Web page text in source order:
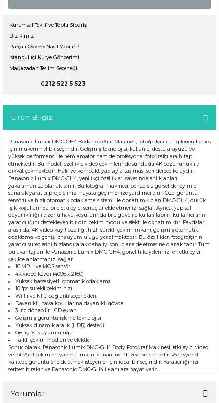
Kurumsal Teklif ve Toplu Sipariş
Biz Kimiz
Parçalı Ödeme Nasıl Yapılır ?
İstanbul İçi Kurye Gönderimi
Mağazadan Teslim Seçeneği
0212 522 5 523
Ürün Bilgisi
Panasonic Lumix DMC-GH4 Body Fotoğraf Makinesi, fotoğrafçılıkla ilgilenen herkes
için mükemmel bir seçimdir. Gelişmiş teknolojisi, kullanıcı dostu arayüzü ve
yüksek performansı ile hem amatör hem de profesyonel fotoğrafçılara hitap
etmektedir. Bu model, özellikle video çekimlerinde sunduğu 4K çözünürlük ile
dikkat çekmektedir. Hafif ve kompakt yapısıyla taşıması son derece kolaydır.
Panasonic Lumix DMC-GH4, yenilikçi özellikleri sayesinde anlık anları
yakalamanıza olanak tanır. Bu fotoğraf makinesi, benzersiz görsel deneyimler
sunarak yaratıcı projelerinizi hayata geçirmenize yardımcı olur. Özel görüntü
sensörü ve hızlı otomatik odaklama sistemi ile donatılmış olan DMC-GH4, düşük
ışık koşullarında bile etkileyici sonuçlar elde etmenizi sağlar. Ayrıca, yapısal
dayanıklılığı ile zorlu hava koşullarında bile güvenle kullanılabilir. Kullanıcıların
yaratıcılığını destekleyen bir dizi çekim modu ve efekt ile donatılmıştır. Faydaları
arasında; 4K video kayıt özelliği, hızlı sürekli çekim imkanı, gelişmiş otomatik
odaklama ve geniş lens uyumluluğu yer almaktadır. Bu özellikler, fotoğrafçının
yaratıcı süreçlerini hızlandırarak daha iyi sonuçlar elde etmesine olanak tanır. Tüm
bu avantajları ile Panasonic Lumix DMC-GH4, görsel hikayelerinizi en etkileyici
şekilde anlatmanızı sağlar.
16 MP Live MOS sensör
4K video kaydı (4096 x 2160)
Yüksek hassasiyetli otomatik odaklama
10 fps sürekli çekim hızı
Wi-Fi ve NFC bağlantı seçenekleri
Dayanıklı, hava koşullarına dayanıklı gövde
3 inç dönebilir LCD ekran
Gelişmiş görüntü işleme teknolojisi
Yüksek dinamik aralık (HDR) desteği
Geniş lens uyumluluğu
Farklı çekim modları ve efektler
Sonuç olarak, Panasonic Lumix DMC-GH4 Body Fotoğraf Makinesi, etkileyici video
ve fotoğraf çekimleri yapma imkanı sunan, üst düzey bir cihazdır. Profesyonel
kalitede görüntüler elde etmek isteyenler için ideal bir seçimdir. Yaratıcılığınızı
serbest bırakın ve Panasonic DMC-GH4 ile anılara hayat verin.
Yorumlar